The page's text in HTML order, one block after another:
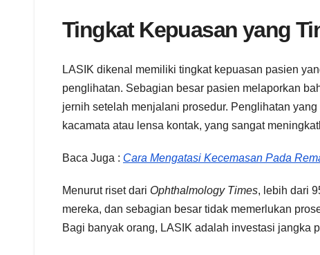
Tingkat Kepuasan yang
LASIK dikenal memiliki tingkat kepuasan pasien
penglihatan. Sebagian besar pasien melaporkan
jernih setelah menjalani prosedur. Penglihatan
kacamata atau lensa kontak, yang sangat
Baca Juga : Cara Mengatasi Kecemasan Pada
Menurut riset dari Ophthalmology Times, lebih dari
mereka, dan sebagian besar tidak memerlukan
Bagi banyak orang, LASIK adalah investasi jangka